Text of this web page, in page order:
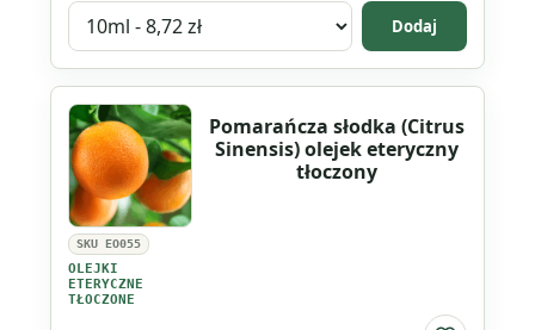
Wybierz
wariant
produktu
Pomarańcza
czerwona
(Citrus
Sinensis)
olejek
eteryczny
tłoczony
Dodaj
SKU EO055
OLEJKI
ETERYCZNE
TŁOCZONE
Pomarańcza słodka (Citrus
Sinensis) olejek eteryczny
tłoczony